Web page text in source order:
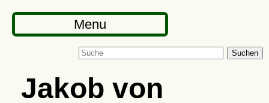
Menu
Suchen
Jakob von